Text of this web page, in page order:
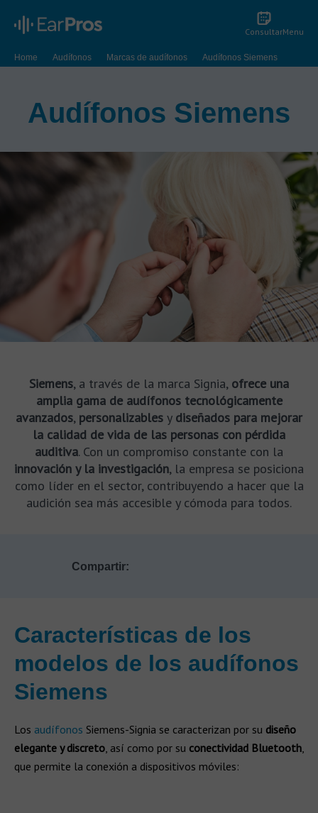
ConsultarMenu
Home Audífonos Marcas de audífonos Audífonos Siemens
Audífonos Siemens
Siemens, a través de la marca Signia, ofrece una
amplia gama de audífonos tecnológicamente
avanzados, personalizables y diseñados para mejorar
la calidad de vida de las personas con pérdida
auditiva. Con un compromiso constante con la
innovación y la investigación, la empresa se posiciona
como líder en el sector, contribuyendo a hacer que la
audición sea más accesible y cómoda para todos.
Compartir:
Características de los
modelos de los audífonos
Siemens
Los audífonos Siemens-Signia se caracterizan por su diseño
elegante y discreto, así como por su conectividad Bluetooth,
que permite la conexión a dispositivos móviles: